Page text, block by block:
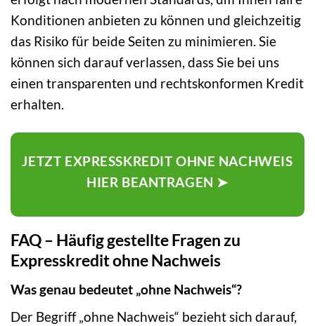
Konditionen anbieten zu können und gleichzeitig
das Risiko für beide Seiten zu minimieren. Sie
können sich darauf verlassen, dass Sie bei uns
einen transparenten und rechtskonformen Kredit
erhalten.
JETZT EXPRESSKREDIT OHNE NACHWEIS
HIER BEANTRAGEN ➤
FAQ – Häufig gestellte Fragen zu
Expresskredit ohne Nachweis
Was genau bedeutet „ohne Nachweis“?
Der Begriff „ohne Nachweis“ bezieht sich darauf,